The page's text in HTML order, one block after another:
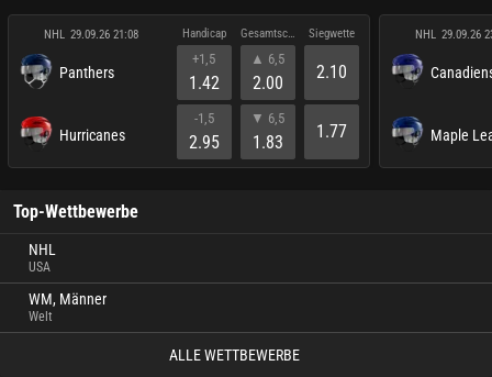
NHL 29.09.26 21:08 Handicap Gesamtscore Siegwette
Panthers
Hurricanes
+1,5
1.42
-1,5
2.95
▲ 6,5
2.00
▼ 6,5
1.83
2.10
1.77
NHL 29.09.26
Maple
Top-Wettbewerbe
NHL
USA
WM, Männer
Welt
ALLE WETTBEWERBE